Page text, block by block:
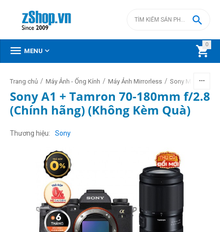
0


 MENU 
Trang chủ / Máy Ảnh - Ống Kính / Máy Ảnh Mirrorless / Sony Mirrorless
Sony A1 + Tamron 70-180mm f/2.8
(Chính hãng) (Không Kèm Quà)
Thương hiệu Sony